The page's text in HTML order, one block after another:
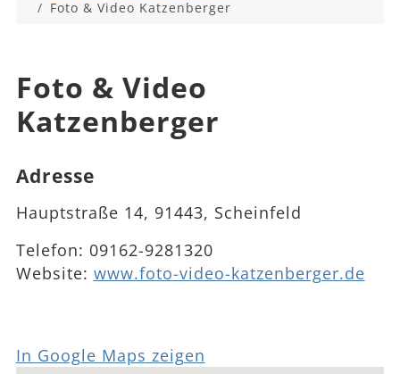
Foto & Video Katzenberger
Foto & Video
Katzenberger
Adresse
Hauptstraße 14, 91443, Scheinfeld
Telefon: 09162-9281320
Website: www.foto-video-katzenberger.de
In Google Maps zeigen